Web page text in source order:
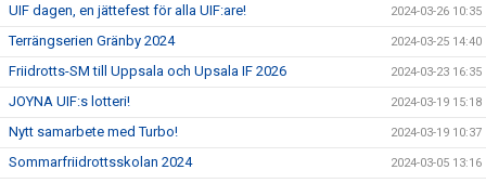
UIF dagen, en jättefest för alla UIF:are! 2024-03-26 10:35
Terrängserien Gränby 2024 2024-03-25 14:40
Friidrotts-SM till Uppsala och Upsala IF 2026 2024-03-23 16:35
JOYNA UIF:s lotteri! 2024-03-19 15:18
Nytt samarbete med Turbo! 2024-03-19 10:37
Sommarfriidrottsskolan 2024 2024-03-05 13:16